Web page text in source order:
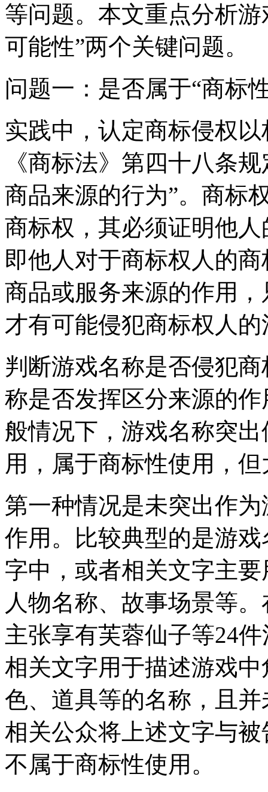
等问题。本文重点分析
可能性”两个关键问题。
问题一：是否属于“商标
实践中，认定商标侵权
《商标法》第四十八条
商品来源的行为”。商标
商标权，其必须证明他
即他人对于商标权人的
商品或服务来源的作用
才有可能侵犯商标权人
判断游戏名称是否侵犯
称是否发挥区分来源的
般情况下，游戏名称突
用，属于商标性使用，
第一种情况是未突出作
作用。比较典型的是游
字中，或者相关文字主
人物名称、故事场景等
主张享有芙蓉仙子等24
相关文字用于描述游戏
色、道具等的名称，且
相关公众将上述文字与
不属于商标性使用。